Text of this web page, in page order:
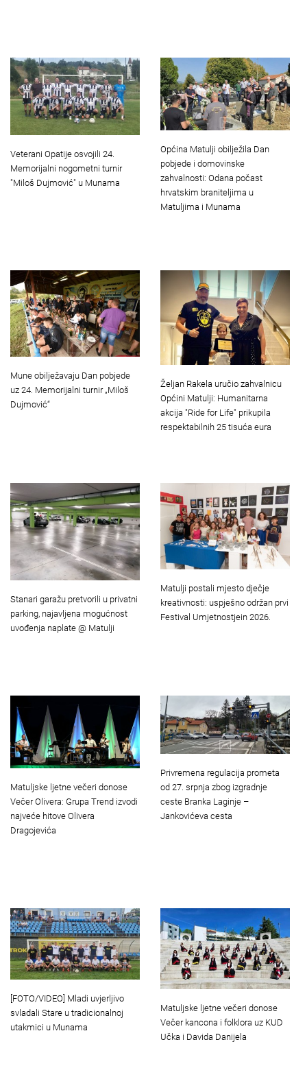
Veterani Opatije osvojili 24.
Memorijalni nogometni turnir
"Miloš Dujmović" u Munama
Općina Matulji obilježila Dan
pobjede i domovinske
zahvalnosti: Odana počast
hrvatskim braniteljima u
Matuljima i Munama
Mune obilježavaju Dan pobjede
uz 24. Memorijalni turnir „Miloš
Dujmović“
Željan Rakela uručio zahvalnicu
Općini Matulji: Humanitarna
akcija "Ride for Life" prikupila
respektabilnih 25 tisuća eura
Stanari garažu pretvorili u privatni
parking, najavljena mogućnost
uvođenja naplate @ Matulji
Matulji postali mjesto dječje
kreativnosti: uspješno održan prvi
Festival Umjetnostjein 2026.
Matuljske ljetne večeri donose
Večer Olivera: Grupa Trend izvodi
najveće hitove Olivera
Dragojevića
Privremena regulacija prometa
od 27. srpnja zbog izgradnje
ceste Branka Laginje –
Jankovićeva cesta
[FOTO/VIDEO] Mladi uvjerljivo
svladali Stare u tradicionalnoj
utakmici u Munama
Matuljske ljetne večeri donose
Večer kancona i folklora uz KUD
Učka i Davida Danijela